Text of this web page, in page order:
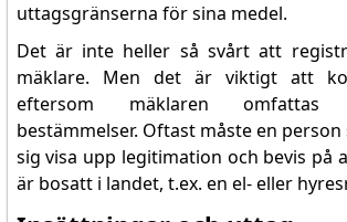
uttagsgränserna för sina medel.
Det är inte heller så svårt att
mäklare. Men det är viktigt att
eftersom mäklaren
bestämmelser. Oftast måste en
sig visa upp legitimation och bevis på
är bosatt i landet, t.ex. en el- eller